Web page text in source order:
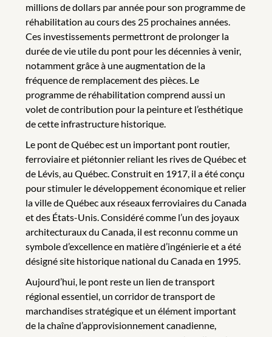
millions de dollars par année pour son programme de
réhabilitation au cours des 25 prochaines années.
Ces investissements permettront de prolonger la
durée de vie utile du pont pour les décennies à venir,
notamment grâce à une augmentation de la
fréquence de remplacement des pièces. Le
programme de réhabilitation comprend aussi un
volet de contribution pour la peinture et l’esthétique
de cette infrastructure historique.
Le pont de Québec est un important pont routier,
ferroviaire et piétonnier reliant les rives de Québec et
de Lévis, au Québec. Construit en 1917, il a été conçu
pour stimuler le développement économique et relier
la ville de Québec aux réseaux ferroviaires du Canada
et des États-Unis. Considéré comme l’un des joyaux
architecturaux du Canada, il est reconnu comme un
symbole d’excellence en matière d’ingénierie et a été
désigné site historique national du Canada en 1995.
Aujourd’hui, le pont reste un lien de transport
régional essentiel, un corridor de transport de
marchandises stratégique et un élément important
de la chaîne d’approvisionnement canadienne,